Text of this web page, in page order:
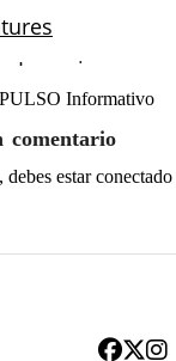
Informativo
comentario
debes estarconectado